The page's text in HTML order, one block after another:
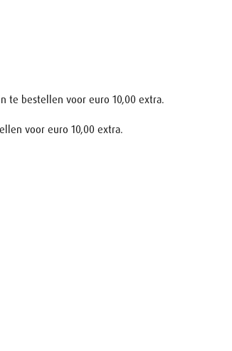
te bestellen voor euro 10,00 extra.
voor euro 10,00 extra.